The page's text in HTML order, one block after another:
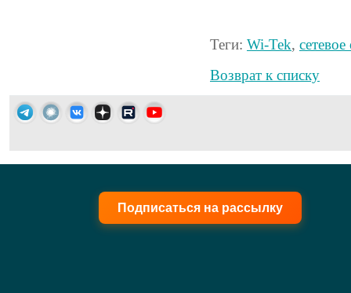
Теги: Wi-Tek,
Возврат к списку
Подписаться на рассылку